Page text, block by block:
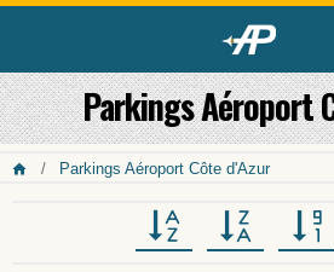
Parkings Aéroport
Parkings Aéroport Côte d'Azur